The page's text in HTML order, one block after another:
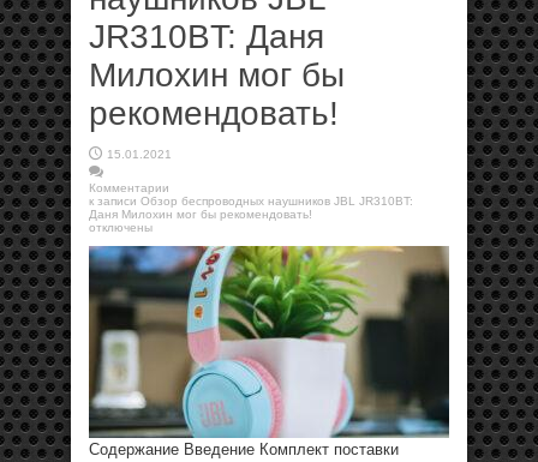
JR310BT: Даня
Милохин мог бы
рекомендовать!
15.01.2021
Комментарии
к записи Обзор беспроводных наушников JBL JR310BT:
Даня Милохин мог бы рекомендовать!
отключены
Содержание Введение Комплект поставки